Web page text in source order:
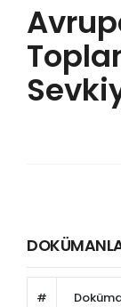
ENERJİ
#